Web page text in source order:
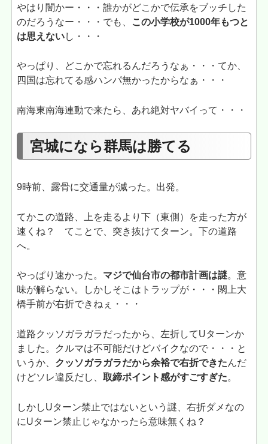
やはり闇かー・・・誰かがどこかで伝承をブッチした
のだろうなー・・・でも、
この小学校が1000年もつと
は思えないし・・・
やっぱり、どこかで忘れるんだろうなぁ・・・てか、
四国は忘れてる感ハンパ無かったからなぁ・・・
南海東南海連動で来たら、あれ絶対ヤバイって・・・
宮城になら群馬は勝てる
9時前、露骨に交通量が減った。出発。
てかこの道路、上を走るより下（東側）を走った方が
速くね？ てことで、突き抜けてターン。下の道路
へ。
やっぱり速かった。 マジで仙台市の都市計画は謎。意
味が解らない。しかしそこはトラップが・・・閖上大
橋手前が右折できねぇ・・・
道路クッソガラガラだったから、左折してUターンか
ました。クルマは不可能だけどバイクなので・・・と
いうか、 クッソガラガラだから余裕で右折できたんだ
けどソレ違反だし、取締ポイント感がすごすぎた。
しかしUターン禁止ではないという謎、右折ダメなの
にUターン禁止じゃなかったら意味無くね？